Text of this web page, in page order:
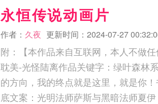
永恒传说动画片
作者： 久夜 更新时间：2024-07-27
附：【本作品来自互联网，本人不做
耽美-光怪陆离作品关键字：绿叶森林
的方向，我的终点就是这里，就是你